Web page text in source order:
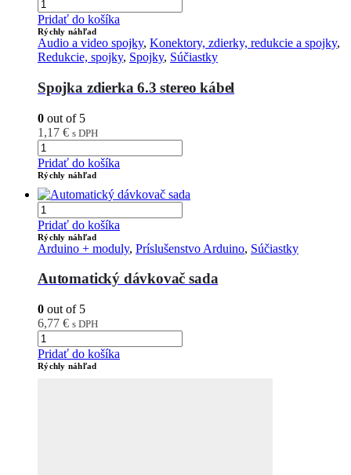
Pridať do košíka
Rýchly náhľad
Audio a video spojky, Konektory, zdierky, redukcie a spojky,
Redukcie, spojky, Spojky, Súčiastky
Spojka zdierka 6.3 stereo kábel
0 out of 5
1,17 € s DPH
Pridať do košíka
Rýchly náhľad
Pridať do košíka
Rýchly náhľad
Arduino + moduly, Príslušenstvo Arduino, Súčiastky
Automatický dávkovač sada
0 out of 5
6,77 € s DPH
Pridať do košíka
Rýchly náhľad